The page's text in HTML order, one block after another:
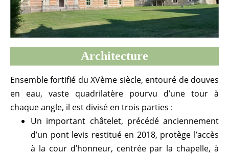
Architecture
Ensemble fortifié du XVème siècle, entouré de douves
en eau, vaste quadrilatère pourvu d’une tour à
chaque angle, il est divisé en trois parties :
Un important châtelet, précédé anciennement
d’un pont levis restitué en 2018, protège l’accès
à la cour d’honneur, centrée par la chapelle, à